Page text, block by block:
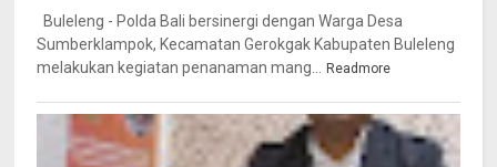
Buleleng - Polda Bali bersinergi dengan Warga Desa
Sumberklampok, Kecamatan Gerokgak Kabupaten Buleleng
melakukan kegiatan penanaman mang...
Readmore